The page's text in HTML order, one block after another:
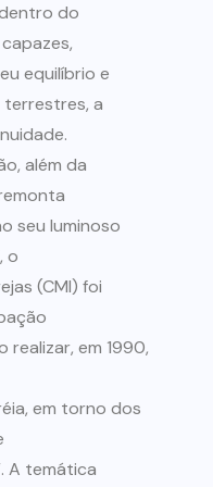
do
equilíbrio e
terrestres, a
além da
seu luminoso
o
(CMI) foi
realizar, em 1990,
em torno dos
A temática